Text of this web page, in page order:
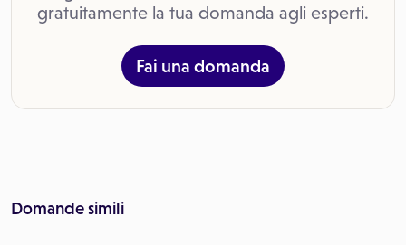
gratuitamente la tua domanda agli esperti.
Fai una domanda
Domande simili